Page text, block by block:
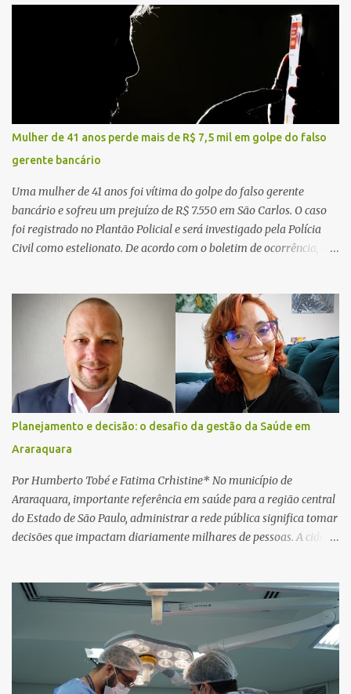
Mulher de 41 anos perde mais de R$ 7,5 mil em golpe do falso
gerente bancário
Uma mulher de 41 anos foi vítima do golpe do falso gerente
bancário e sofreu um prejuízo de R$ 7.550 em São Carlos. O caso
foi registrado no Plantão Policial e será investigado pela Polícia
Civil como estelionato. De acordo com o boletim de ocorrência, a
suspeito alegou que seria necessário atualizar o cadastro da conta
e passou a orientar a vítima sobre os procedimentos que deveriam
ser realizados. Dias depois, o golpista enviou um documento em
PDF simulando uma comunicação oficial da instituição financeira.
Na sequência, entrou em contato por telefone e encaminhou um
link, orientando a vítima a acessá-lo pelo computador para
concluir a suposta atualização cadastral. Após realizar o
procedimento, a conta bancária ficou bloqueada por algumas
horas. Sem conseguir acessar o sistema, a vítima tentou
novamente contato com o suposto gerente, mas não obteve
resposta. Na segunda-fe...
Planejamento e decisão: o desafio da gestão da Saúde em
Araraquara
Por Humberto Tobé e Fatima Crhistine* No município de
Araraquara, importante referência em saúde para a região central
do Estado de São Paulo, administrar a rede pública significa tomar
decisões que impactam diariamente milhares de pessoas. A cidade
município, mas também de diversas cidades do entorno,
ampliando significativamente a responsabilidade da gestão sobre
o Sistema Único de Saúde (SUS). Nos últimos anos, o Governo
Federal tem ampliado investimentos destinados ao fortalecimento
da atenção básica, da infraestrutura hospitalar e da
regionalização dos serviços de saúde. Entretanto, em um cenário